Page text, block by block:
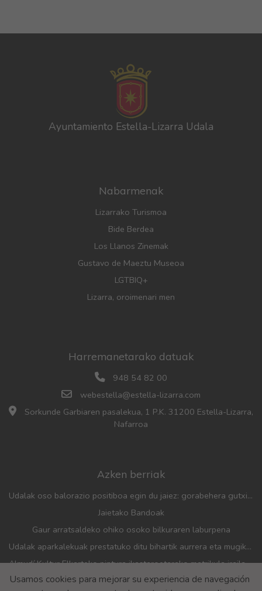
Ayuntamiento Estella-Lizarra Udala
Nabarmenak
Lizarrako Turismoa
Bide Berdea
Los Llanos Zinemak
Gustavo de Maeztu Museoa
LGTBIQ+
Lizarra, oroimenari men
Harremanetarako datuak
948 54 82 00
webestella@estella-lizarra.com
Sorkunde Garbiaren pasalekua, 1 P.K. 31200 Estella-Lizarra,
Nafarroa
Azken berriak
Udalak oso balorazio positiboa egin du jaiez: gorabehera gutxiago, parte-hartze handia eta aurreko urteetan baino jende gehiago
Jaietako Bandoak
Gaur arratsaldeko ohiko osoko bilkuraren laburpena
Udalak aparkalekuak prestatuko ditu bihartik aurrera eta mugikortasun neurriak hartuko ditu herriko festak direla eta
Almudí Kultur Elkarteko pintura ikastaroetarako matrikula irailaren 1etik 4ra irekiko da
Udalak eta Elikagaien Bankuak erakundea finantzatzeko hitzarmena berritu dute
Usamos cookies para mejorar su experiencia de navegación